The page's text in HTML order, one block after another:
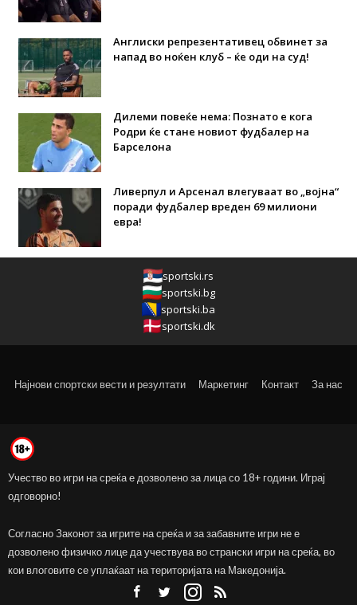
Англиски репрезентативец обвинет за
напад во ноќен клуб – ќе оди на суд!
Дилеми повеќе нема: Познато е кога
Родри ќе стане новиот фудбалер на
Барселона
Ливерпул и Арсенал влегуваат во „војна“
поради фудбалер вреден 69 милиони
евра!
sportski.rs
sportski.bg
sportski.ba
sportski.dk
Најнови спортски вести и резултати Маркетинг Контакт За нас
Учество во игри на среќа е дозволено за лица со 18+ години. Играј
одговорно!
Согласно Законот за игрите на среќа и за забавните игри не е
дозволено физичко лице да учествува во странски игри на среќа, во
кои влоговите се уплаќаат на територијата на Македонија.